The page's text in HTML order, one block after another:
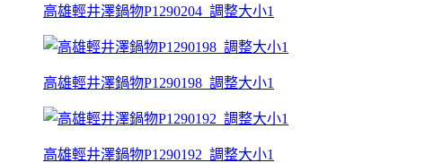
高雄輕井澤鍋物P1290204_調整大小1
高雄輕井澤鍋物P1290198_調整大小1
高雄輕井澤鍋物P1290192_調整大小1